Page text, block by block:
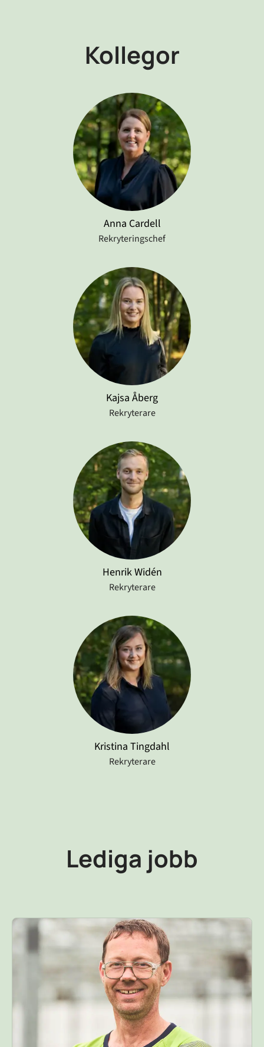
Kollegor
Anna Cardell
Rekryteringschef
Kajsa Åberg
Rekryterare
Henrik Widén
Rekryterare
Kristina Tingdahl
Rekryterare
Lediga jobb